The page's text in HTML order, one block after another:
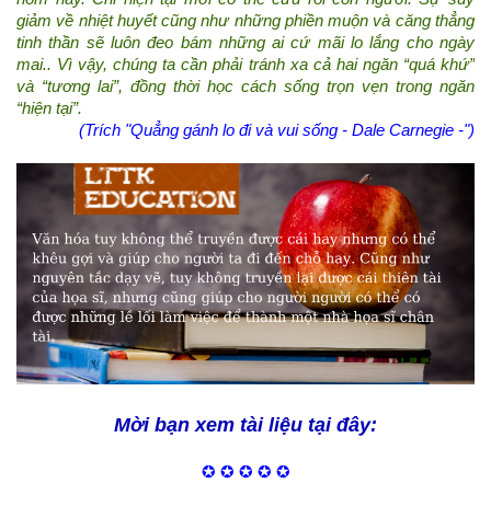
giảm về nhiệt huyết cũng như những phiền muộn và căng thẳng
tinh thần sẽ luôn đeo bám những ai cứ mãi lo lắng cho ngày
mai.. Vì vậy, chúng ta cần phải tránh xa cả hai ngăn “quá khứ”
và “tương lai”, đồng thời học cách sống trọn vẹn trong ngăn
“hiện tại”.
(Trích "Quẳng gánh lo đi và vui sống - Dale Carnegie -")
Mời bạn xem tài liệu tại đây:
✪ ✪ ✪ ✪ ✪